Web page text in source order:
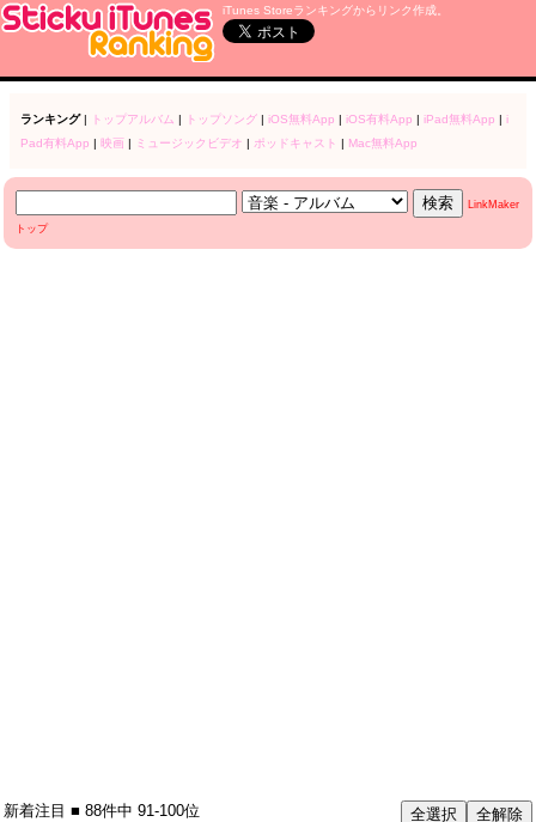
iTunes Storeランキングからリンク作成。
ランキング| トップアルバム | トップソング| iOS無料App | iOS有料App | iPad無料App | i
Pad有料App | 映画| ミュージックビデオ | ポッドキャスト | Mac無料App
LinkMaker
トップ
新着注目 ■ 88件中 91-100位